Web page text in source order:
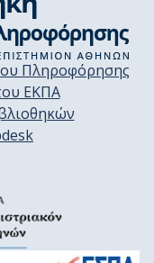
Πληροφόρησης
ΕΚΠΑ